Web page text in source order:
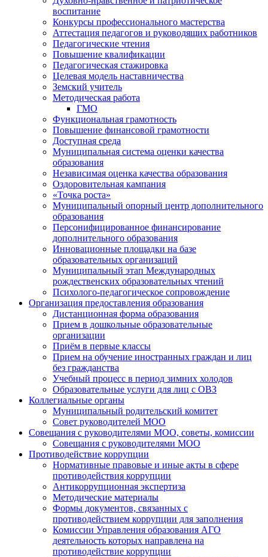
воспитание
Конкурсы профессионального мастерства
Аттестация педагогов и руководящих работников
Педагогические чтения
Повышение квалификации
Педагогическая стажировка
Целевая модель наставничества
Земский учитель
Методическая работа
ГМО
Функциональная грамотность
Повышение финансовой грамотности
Доступная среда
Муниципальная система оценки качества
образования
Независимая оценка качества образования
Оздоровительная кампания
«Точка роста»
Муниципальный опорный центр дополнительного
образования
Персонифицированное финансирование
дополнительного образования
Инновационные площадки на базе
образовательных организаций
Муниципальный этап Международных
рождественских образовательных чтений
Психолого-педагогическое сопровождение
Организация предоставления образования
Дистанционная форма образования
Прием в дошкольные образовательные
организации
Приём в первые классы
Прием на обучение иностранных граждан и лиц
без гражданства
Учебный процесс в период зимних холодов
Образовательные услуги для лиц с ОВЗ
Коллегиальные органы
Муниципальный родительский комитет
Совет руководителей МОО
Совещания с руководителями МОО, советы, комиссии
Совещания с руководителями МОО
Противодействие коррупции
Нормативные правовые и иные акты в сфере
противодействия коррупции
Антикоррупционная экспертиза
Методические материалы
Формы документов, связанных с
противодействием коррупции для заполнения
Комиссии Управления образования АГО
деятельность которых направлена на
противодействие коррупции